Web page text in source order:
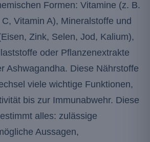
Formen: Vitamine (z. B.
Vitamin A), Mineralstoffe und
Zink, Selen, Jod, Kalium),
oder Pflanzenextrakte
Ashwagandha. Diese Nährstoffe
viele wichtige Funktionen,
bis zur Immunabwehr. Diese
alles: zulässige
Aussagen,